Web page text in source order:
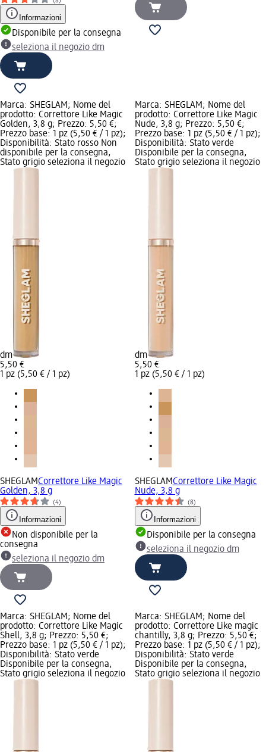
Informazioni
Disponibile per la consegna
seleziona il negozio dm
Marca: SHEGLAM; Nome del
prodotto: Correttore Like Magic
Golden, 3,8 g; Prezzo: 5,50 €;
Prezzo base: 1 pz (5,50 € / 1 pz);
Disponibilità: Stato rosso Non
disponibile per la consegna,
Stato grigio seleziona il negozio
dm
5,50 €
1 pz (5,50 € / 1 pz)
SHEGLAMCorrettore Like Magic
Golden, 3,8 g
(4)
Informazioni
Non disponibile per la
consegna
seleziona il negozio dm
Marca: SHEGLAM; Nome del
prodotto: Correttore Like Magic
Nude, 3,8 g; Prezzo: 5,50 €;
Prezzo base: 1 pz (5,50 € / 1 pz);
Disponibilità: Stato verde
Disponibile per la consegna,
Stato grigio seleziona il negozio
dm
5,50 €
1 pz (5,50 € / 1 pz)
SHEGLAMCorrettore Like Magic
Nude, 3,8 g
(8)
Informazioni
Disponibile per la consegna
seleziona il negozio dm
Marca: SHEGLAM; Nome del
prodotto: Correttore Like Magic
Shell, 3,8 g; Prezzo: 5,50 €;
Prezzo base: 1 pz (5,50 € / 1 pz);
Disponibilità: Stato verde
Disponibile per la consegna,
Stato grigio seleziona il negozio
Marca: SHEGLAM; Nome del
prodotto: Correttore Like magic
chantilly, 3,8 g; Prezzo: 5,50 €;
Prezzo base: 1 pz (5,50 € / 1 pz);
Disponibilità: Stato verde
Disponibile per la consegna,
Stato grigio seleziona il negozio